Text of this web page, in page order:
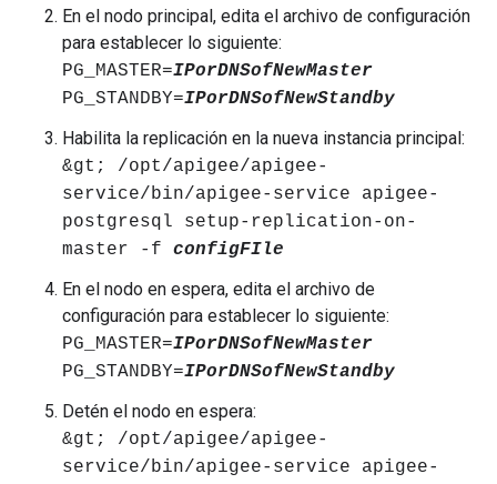
En el nodo principal, edita el archivo de configuración
para establecer lo siguiente:
PG_MASTER=IPorDNSofNewMaster
PG_STANDBY=IPorDNSofNewStandby
Habilita la replicación en la nueva instancia principal:
&gt; /opt/apigee/apigee-
service/bin/apigee-service apigee-
postgresql setup-replication-on-
master -f configFIle
En el nodo en espera, edita el archivo de
configuración para establecer lo siguiente:
PG_MASTER=IPorDNSofNewMaster
PG_STANDBY=IPorDNSofNewStandby
Detén el nodo en espera:
&gt; /opt/apigee/apigee-
service/bin/apigee-service apigee-